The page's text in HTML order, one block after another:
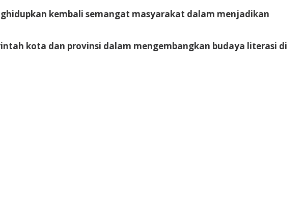
kembali semangat masyarakat dalam menjadikan
kota dan provinsi dalam mengembangkan budaya literasi di